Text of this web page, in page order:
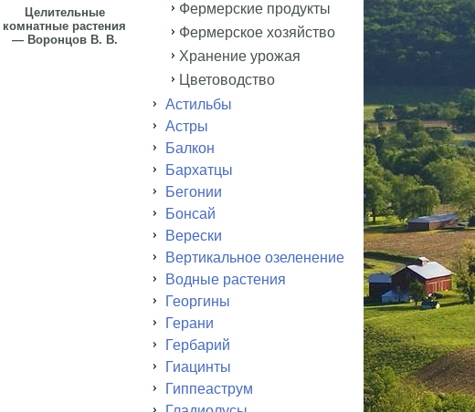
Целительные
комнатные растения
— Воронцов В. В.
Фермерские продукты
Фермерское хозяйство
Хранение урожая
Цветоводство
Астильбы
Астры
Балкон
Бархатцы
Бегонии
Бонсай
Верески
Вертикальное озеленение
Водные растения
Георгины
Герани
Гербарий
Гиацинты
Гиппеаструм